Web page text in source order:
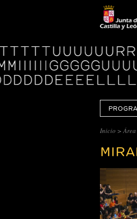
Logo
Centro
Cultural
Miguel
Delibes
Inicio >